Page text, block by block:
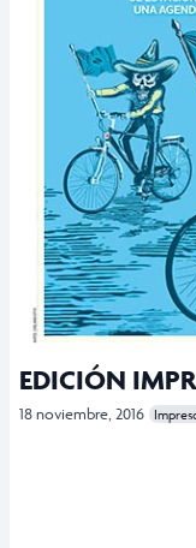
EDICIÓN
18 noviembre, 2016